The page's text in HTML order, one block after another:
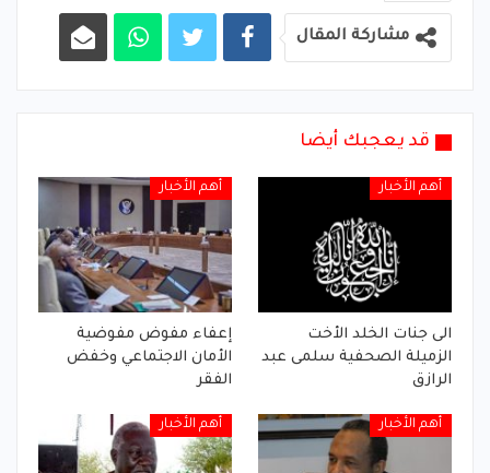
مشاركة المقال
قد يعجبك أيضا
أهم الأخبار
الى جنات الخلد الأخت
الزميلة الصحفية سلمى عبد
الرازق
أهم الأخبار
إعفاء مفوض مفوضية
الأمان الاجتماعي وخفض
الفقر
أهم الأخبار أهم الأخبار